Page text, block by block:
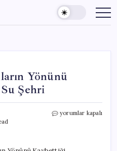
Yönünü
Şehri
Baykal
Kaybettiği
yorumlar kapalı